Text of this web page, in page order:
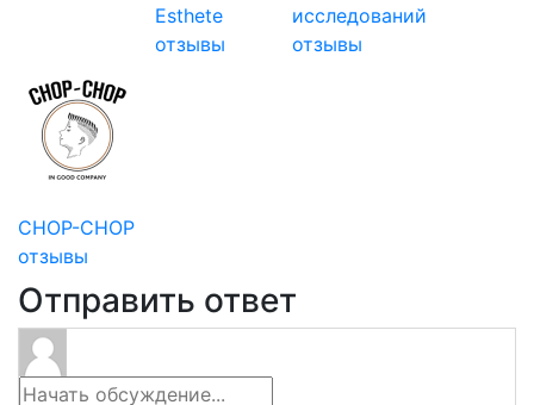
Esthete
отзывы
исследований
отзывы
CHOP-CHOP
отзывы
Отправить ответ